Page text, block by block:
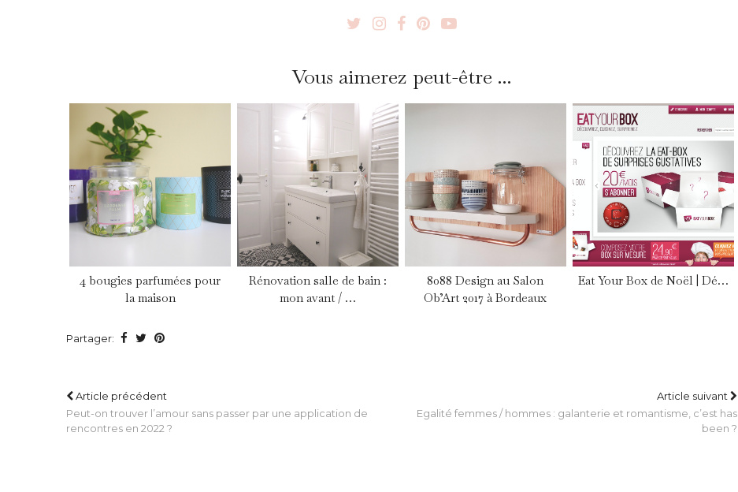
Vous aimerez peut-être ...
4 bougies parfumées pour
la maison
Rénovation salle de bain :
mon avant / …
8088 Design au Salon
Ob’Art 2017 à Bordeaux
Eat Your Box de Noël | Dé…
Partager:
Article précédent
Peut-on trouver l’amour sans passer par une application de
rencontres en 2022 ?
Article suivant
Egalité femmes / hommes : galanterie et romantisme, c’est has
been ?